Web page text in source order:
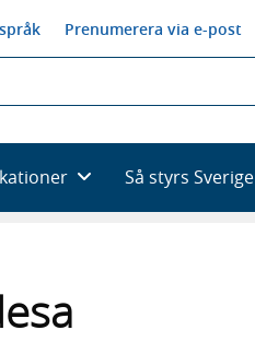
Prenumerera via e-post
Så styrs Sverige